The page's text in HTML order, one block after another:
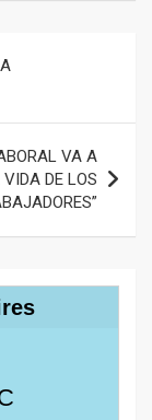
VA A
DE LOS